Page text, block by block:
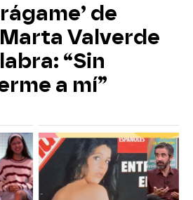
de
Valverde
“Sin
a mí”